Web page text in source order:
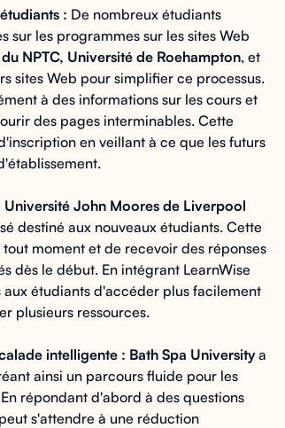
: De nombreux étudiants
sur les programmes sur les sites Web
NPTC, Université de Roehampton, et
sites Web pour simplifier ce processus.
à des informations sur les cours et
des pages interminables. Cette
en veillant à ce que les futurs
Université John Moores de Liverpool
destiné aux nouveaux étudiants. Cette
moment et de recevoir des réponses
dès le début. En intégrant LearnWise
étudiants d'accéder plus facilement
plusieurs ressources.
intelligente : Bath Spa Universitya
ainsi un parcours fluide pour les
répondant d'abord à des questions
s'attendre à une réduction